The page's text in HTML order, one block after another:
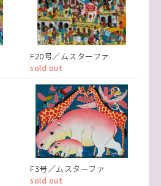
F20号／ムスターファ
sold out
F3号／ムスターファ
sold out